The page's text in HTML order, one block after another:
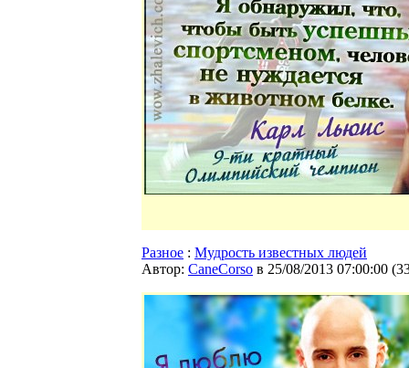
Разное : Мудрость известных людей
Автор: CaneCorso в 25/08/2013 07:00:00 (